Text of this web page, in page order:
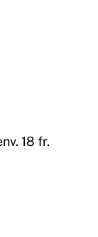
18 fr.